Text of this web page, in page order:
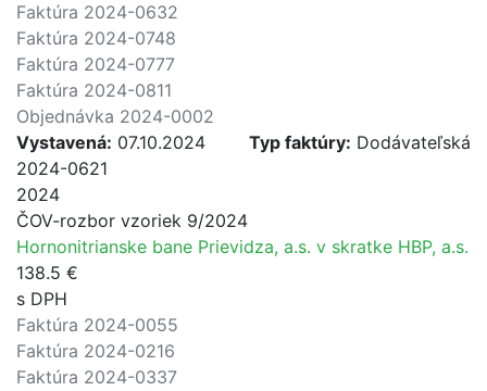
Faktúra 2024-0632
Faktúra 2024-0748
Faktúra 2024-0777
Faktúra 2024-0811
Objednávka 2024-0002
Vystavená: 07.10.2024 Typ faktúry: Dodávateľská
2024-0621
2024
ČOV-rozbor vzoriek 9/2024
Hornonitrianske bane Prievidza, a.s. v skratke HBP, a.s.
138.5 €
s DPH
Faktúra 2024-0055
Faktúra 2024-0216
Faktúra 2024-0337